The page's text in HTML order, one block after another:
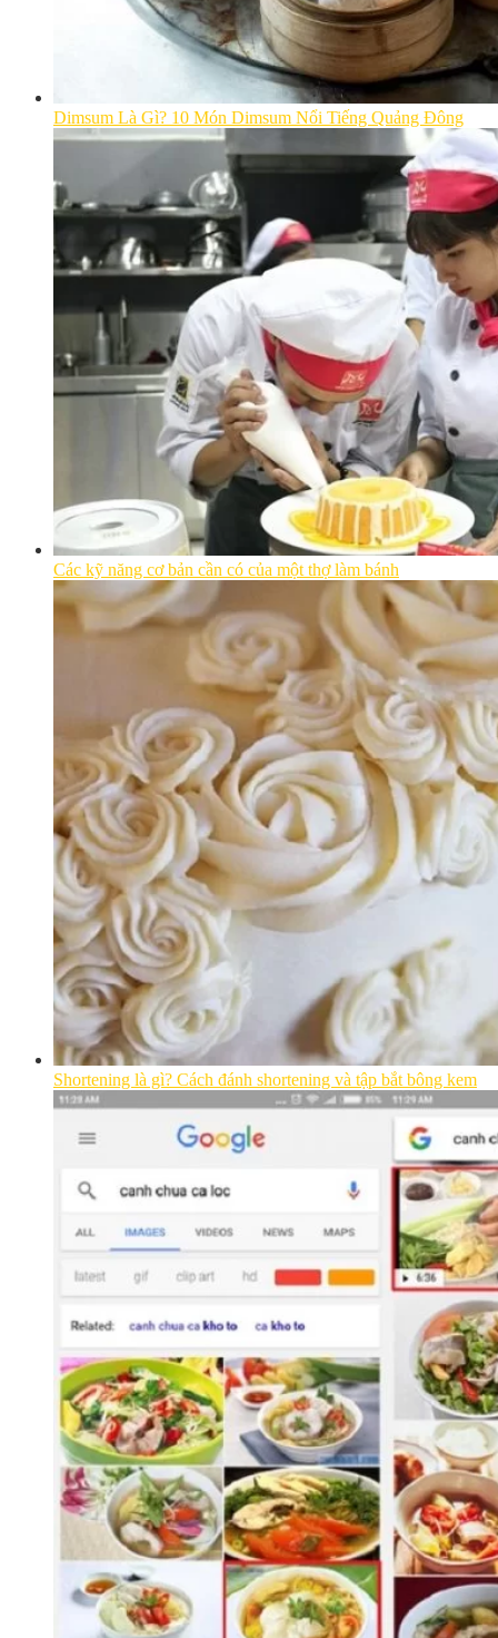
Dimsum Là Gì? 10 Món Dimsum Nổi Tiếng Quảng Đông
Các kỹ năng cơ bản cần có của một thợ làm bánh
Shortening là gì? Cách đánh shortening và tập bắt bông kem